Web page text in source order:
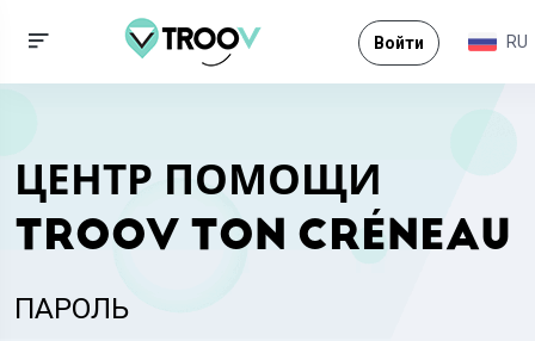
Войти RU
ЦЕНТР ПОМОЩИ
TROOV TON CRÉNEAU
ПАРОЛЬ